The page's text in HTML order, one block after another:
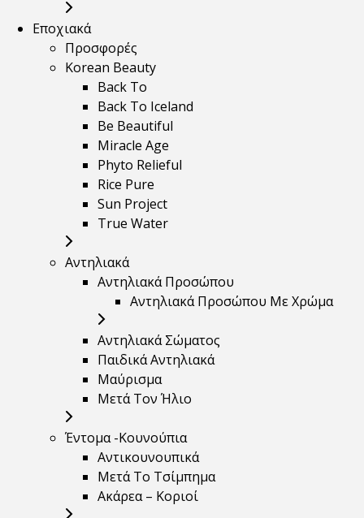
Εποχιακά
Προσφορές
Korean Beauty
Back To
Back To Iceland
Be Beautiful
Miracle Age
Phyto Relieful
Rice Pure
Sun Project
True Water
Αντηλιακά
Αντηλιακά Προσώπου
Αντηλιακά Προσώπου Με Χρώμα
Αντηλιακά Σώματος
Παιδικά Αντηλιακά
Μαύρισμα
Mετά Τον Ήλιο
Έντομα -Κουνούπια
Αντικουνουπικά
Μετά Το Τσίμπημα
Ακάρεα – Κοριοί